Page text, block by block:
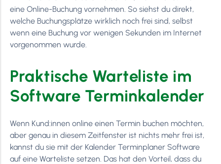
eine Online-Buchung vornehmen. So siehst du direkt,
welche Buchungsplätze wirklich noch frei sind, selbst
wenn eine Buchung vor wenigen Sekunden im Internet
vorgenommen wurde.
Praktische Warteliste im
Software Terminkalender
Wenn Kund:innen online einen Termin buchen möchten,
aber genau in diesem Zeitfenster ist nichts mehr frei ist,
kannst du sie mit der Kalender Terminplaner Software
auf eine Warteliste setzen. Das hat den Vorteil, dass du